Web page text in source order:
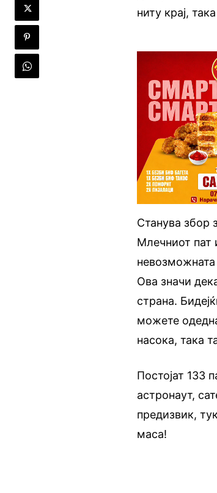
ниту крај,
Станува збор
Млечниот пат
Ова значи
страна.
можете
насока, така
Постојат 133
астронаут,
предизвик,
маса!